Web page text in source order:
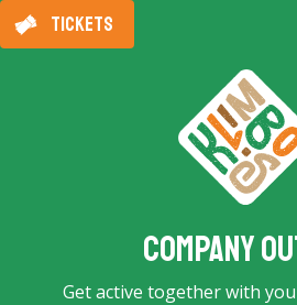
TICKETS
Company
Get active together with